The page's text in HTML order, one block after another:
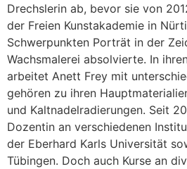
Drechslerin ab, bevor sie von
der Freien Kunstakademie in
Schwerpunkten Porträt in der
Wachsmalerei absolvierte. In
arbeitet Anett Frey mit
gehören zu ihren
und Kaltnadelradierungen. Seit
Dozentin an verschiedenen
der Eberhard Karls Universität
Tübingen. Doch auch Kurse an